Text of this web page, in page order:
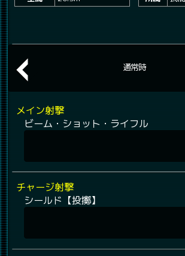
通常時
メイン射撃
ビーム・ショット・ライフル
チャージ射撃
シールド【投擲】